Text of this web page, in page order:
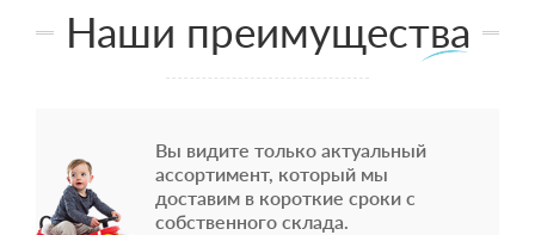
Наши преимущества
Вы видите только актуальный
ассортимент, который мы
доставим в короткие сроки с
собственного склада.